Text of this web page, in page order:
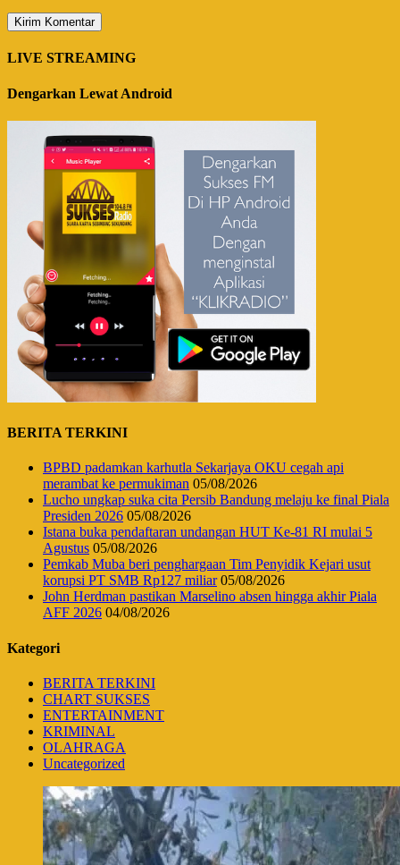
LIVE STREAMING
Dengarkan Lewat Android
BERITA TERKINI
BPBD padamkan karhutla Sekarjaya OKU cegah api
merambat ke permukiman 05/08/2026
Lucho ungkap suka cita Persib Bandung melaju ke final Piala
Presiden 2026 05/08/2026
Istana buka pendaftaran undangan HUT Ke-81 RI mulai 5
Agustus 05/08/2026
Pemkab Muba beri penghargaan Tim Penyidik Kejari usut
korupsi PT SMB Rp127 miliar 05/08/2026
John Herdman pastikan Marselino absen hingga akhir Piala
AFF 2026 04/08/2026
Kategori
BERITA TERKINI
CHART SUKSES
ENTERTAINMENT
KRIMINAL
OLAHRAGA
Uncategorized